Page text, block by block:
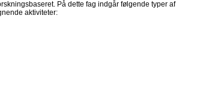
På dette fag indgår følgende typer af
aktiviteter: